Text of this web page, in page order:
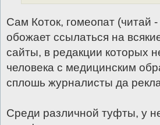
Сам Коток, гомеопат (читай
обожает ссылаться на
сайты, в редакции которых
человека с медицинским
сплошь журналисты да
Среди различной туфты, у